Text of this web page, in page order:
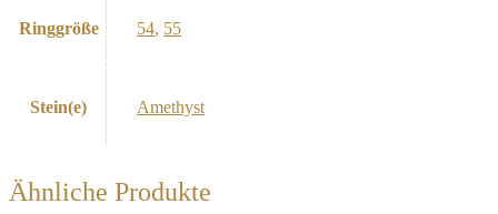
Ringgröße 54, 55
Stein(e) Amethyst
Ähnliche Produkte